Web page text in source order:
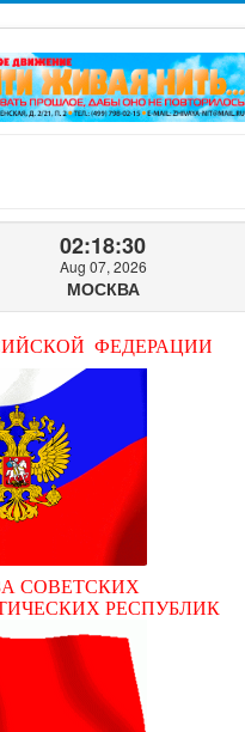
02:18:33
Aug 07, 2026
МОСКВА
ФЕДЕРАЦИИ
СОВЕТСКИХ
РЕСПУБЛИК